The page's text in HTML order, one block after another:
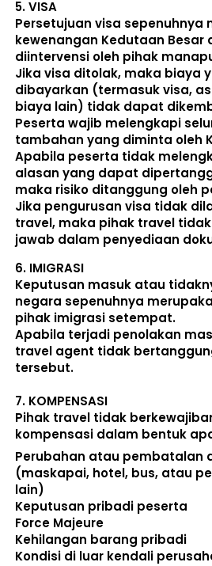
5. VISA
Persetujuan visa sepenuhnya
kewenangan Kedutaan
diintervensi oleh pihak
Jika visa ditolak, maka biaya
dibayarkan (termasuk visa,
biaya lain) tidak dapat
Peserta wajib melengkapi
tambahan yang diminta oleh
Apabila peserta tidak
alasan yang dapat
maka risiko ditanggung oleh
Jika pengurusan visa tidak
travel, maka pihak travel
jawab dalam penyediaan
6. IMIGRASI
Keputusan masuk atau
negara sepenuhnya
pihak imigrasi setempat.
Apabila terjadi penolakan
travel agent tidak
tersebut.
7. KOMPENSASI
Pihak travel tidak
kompensasi dalam bentuk
Perubahan atau pembatalan
(maskapai, hotel, bus, atau
lain)
Keputusan pribadi peserta
Force Majeure
Kehilangan barang pribadi
Kondisi di luar kendali